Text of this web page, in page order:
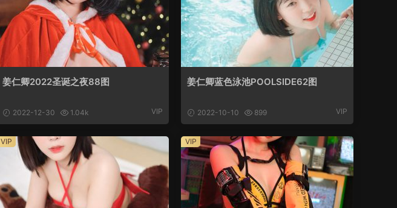
姜仁卿2022圣诞之夜88图
2022-12-30 1.04k VIP
姜仁卿蓝色泳池POOLSIDE62图
2022-10-10 899 VIP
VIP VIP